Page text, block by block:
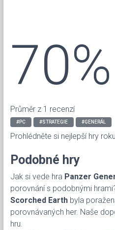
70%
Průměr z 1 recenzí
#PC #STRATEGIE #GENERÁL
Prohlédněte si nejlepší hry
Podobné hry
Jak si vede hra Panzer
porovnání s podobnými
Scorched Earth byla
porovnávaných her. Naše
hru.